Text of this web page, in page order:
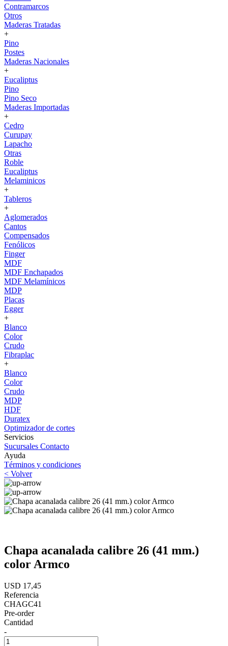
Contramarcos
Otros
Maderas Tratadas
+
Pino
Postes
Maderas Nacionales
+
Eucaliptus
Pino
Pino Seco
Maderas Importadas
+
Cedro
Curupay
Lapacho
Otras
Roble
Eucaliptus
Melaminicos
+
Tableros
+
Aglomerados
Cantos
Compensados
Fenólicos
Finger
MDF
MDF Enchapados
MDF Melamínicos
MDP
Placas
Egger
+
Blanco
Color
Crudo
Fibraplac
+
Blanco
Color
Crudo
MDP
HDF
Duratex
Optimizador de cortes
Servicios
Sucursales Contacto
Ayuda
Términos y condiciones
< Volver
Chapa acanalada calibre 26 (41 mm.)
color Armco
USD 17,45
Referencia
CHAGC41
Pre-order
Cantidad
-